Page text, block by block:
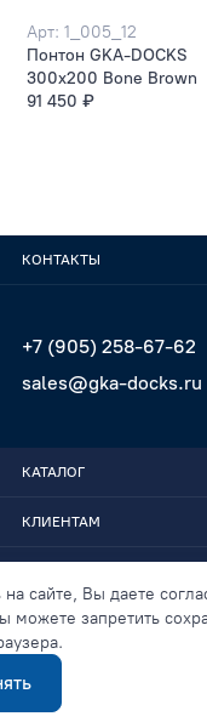
Арт: 1_005_12
Понтон GKA-DOCKS
300x200 Bone Brown
91 450 ₽
КОНТАКТЫ
+7 (905) 258-67-62
sales@gka-docks.ru
КАТАЛОГ
КЛИЕНТАМ
СВЯЗАТЬСЯ
Политика
на сайте, Вы даете
можете запретить